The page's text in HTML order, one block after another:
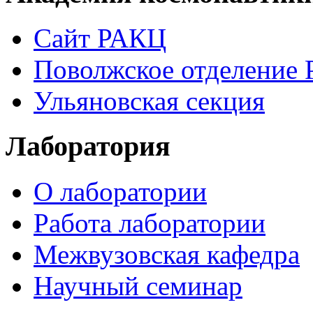
Сайт РАКЦ
Поволжское
Ульяновская секция
Лаборатория
О лаборатории
Работа лаборатории
Межвузовская кафедра
Научный семинар